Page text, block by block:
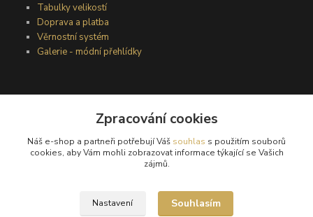
Tabulky velikostí
Doprava a platba
Věrnostní systém
Galerie - módní přehlídky
Obchodní podmínky
Ochrana osobních údajů
Kontakty
Reklamační řád
Zpracování cookies
Náš e-shop a partneři potřebují Váš souhlas s použitím souborů
cookies, aby Vám mohli zobrazovat informace týkající se Vašich
zájmů.
Nastavení Souhlasím